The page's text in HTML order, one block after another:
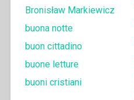
Bronisław Markiewicz
buona notte
buon cittadino
buone letture
buoni cristiani